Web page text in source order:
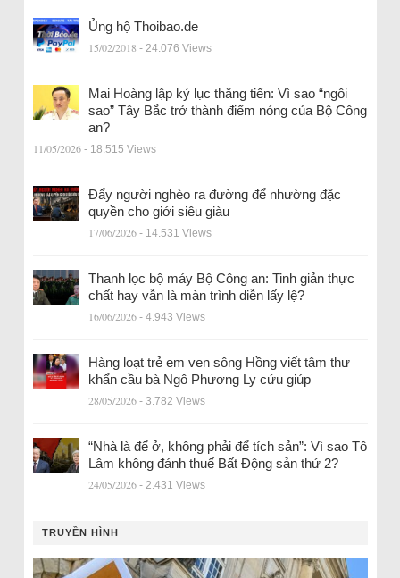
Ủng hộ Thoibao.de
15/02/2018 - 24.076 Views
Mai Hoàng lập kỷ lục thăng tiến: Vì sao “ngôi
sao” Tây Bắc trở thành điểm nóng của Bộ Công
an?
11/05/2026 - 18.515 Views
Đẩy người nghèo ra đường để nhường đặc
quyền cho giới siêu giàu
17/06/2026 - 14.531 Views
Thanh lọc bộ máy Bộ Công an: Tinh giản thực
chất hay vẫn là màn trình diễn lấy lệ?
16/06/2026 - 4.943 Views
Hàng loạt trẻ em ven sông Hồng viết tâm thư
khẩn cầu bà Ngô Phương Ly cứu giúp
28/05/2026 - 3.782 Views
“Nhà là để ở, không phải để tích sản”: Vì sao Tô
Lâm không đánh thuế Bất Động sản thứ 2?
24/05/2026 - 2.431 Views
TRUYỀN HÌNH